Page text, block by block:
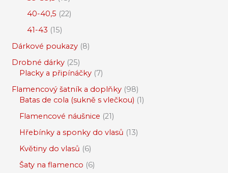
40-40,5 22
41-43 15
Dárkové poukazy 8
Drobné dárky 25
Placky a připínáčky 7
Flamencový šatník a doplňky 98
Batas de cola (sukně s vlečkou) 1
Flamencové náušnice 21
Hřebínky a sponky do vlasů 13
Květiny do vlasů 6
Šaty na flamenco 6